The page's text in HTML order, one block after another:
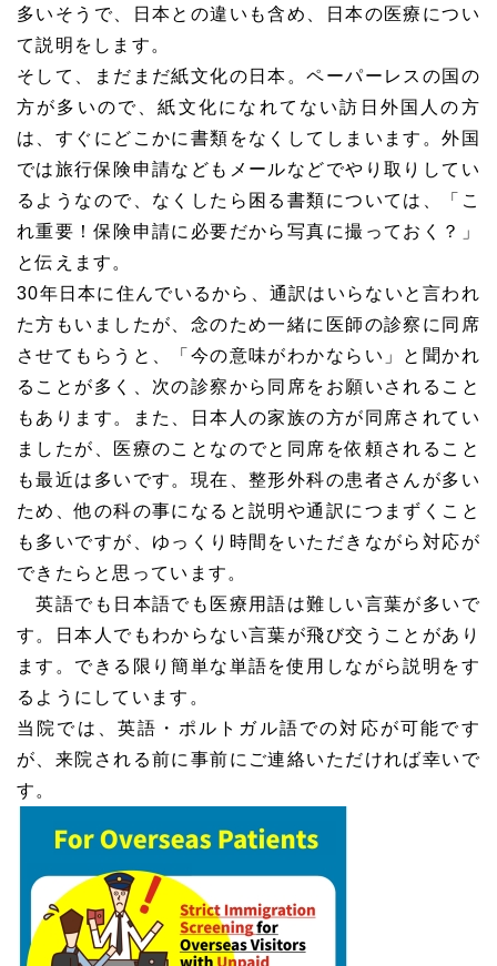
多いそうで、日本との違いも含め、日本の医療につい
て説明をします。
そして、まだまだ紙文化の日本。ペーパーレスの国の
方が多いので、紙文化になれてない訪日外国人の方
は、すぐにどこかに書類をなくしてしまいます。外国
では旅行保険申請などもメールなどでやり取りしてい
るようなので、なくしたら困る書類については、「こ
れ重要！保険申請に必要だから写真に撮っておく？」
と伝えます。
30年日本に住んでいるから、通訳はいらないと言われ
た方もいましたが、念のため一緒に医師の診察に同席
させてもらうと、「今の意味がわかならい」と聞かれ
ることが多く、次の診察から同席をお願いされること
もあります。また、日本人の家族の方が同席されてい
ましたが、医療のことなのでと同席を依頼されること
も最近は多いです。現在、整形外科の患者さんが多い
ため、他の科の事になると説明や通訳につまずくこと
も多いですが、ゆっくり時間をいただきながら対応が
できたらと思っています。
英語でも日本語でも医療用語は難しい言葉が多いで
す。日本人でもわからない言葉が飛び交うことがあり
ます。できる限り簡単な単語を使用しながら説明をす
るようにしています。
当院では、英語・ポルトガル語での対応が可能です
が、来院される前に事前にご連絡いただければ幸いで
す。